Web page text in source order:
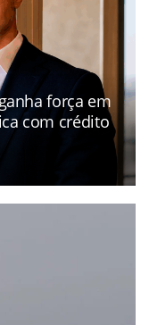
força em
com crédito